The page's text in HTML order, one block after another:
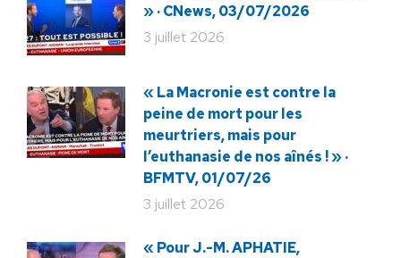
» · CNews, 03/07/2026
3 juillet 2026
« La Macronie est contre la
peine de mort pour les
meurtriers, mais pour
l’euthanasie de nos aînés ! » ·
BFMTV, 01/07/26
3 juillet 2026
« Pour J.-M. APHATIE,